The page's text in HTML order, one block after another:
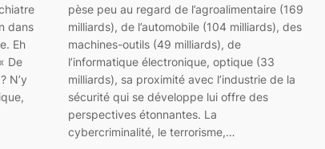
dans
Eh
De
N’y
pèse peu au regard de l’agroalimentaire (169
milliards), de l’automobile (104 milliards), des
machines-outils (49 milliards), de
l’informatique électronique, optique (33
milliards), sa proximité avec l’industrie de la
sécurité qui se développe lui offre des
perspectives étonnantes. La
cybercriminalité, le terrorisme,…